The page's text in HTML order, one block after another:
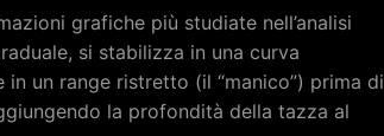
grafiche più studiate nell’analisi
si stabilizza in una curva
un range ristretto (il “manico”) prima di
la profondità della tazza al